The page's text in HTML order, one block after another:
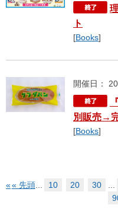
ト
[Books]
開催日：
別販売→
[Books]
« 先頭
« ... 10 20 30